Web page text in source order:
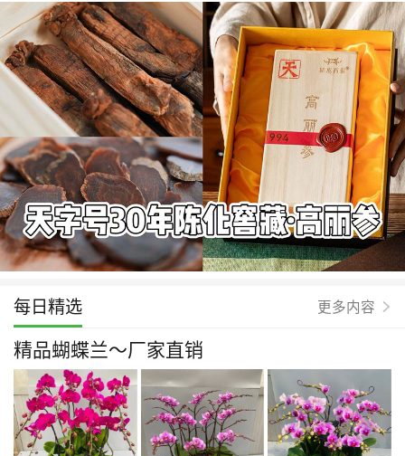
每日精选 更多内容
精品蝴蝶兰～厂家直销